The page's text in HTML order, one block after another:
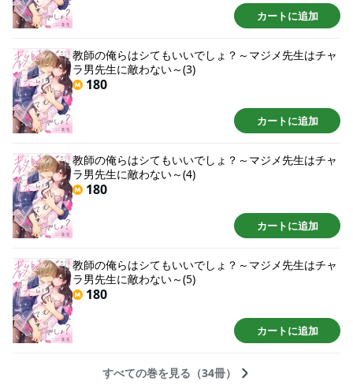
カートに追加
教師の俺らはシてもいいでしょ？～マジメ先生はチャ
ラ男先生に敵わない～(3)
180
カートに追加
教師の俺らはシてもいいでしょ？～マジメ先生はチャ
ラ男先生に敵わない～(4)
180
カートに追加
教師の俺らはシてもいいでしょ？～マジメ先生はチャ
ラ男先生に敵わない～(5)
180
カートに追加
すべての巻を見る（34冊）